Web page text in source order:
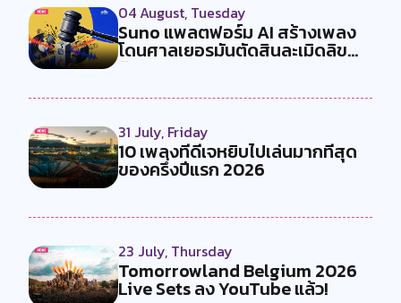
04 August, Tuesday
Suno แพลตฟอร์ม AI สร้างเพลง
โดนศาลเยอรมันตัดสินละเมิดลิข
31 July, Friday
10 เพลงที่ดีเจหยิบไปเล่นมากที่สุด
ของครึ่งปีแรก 2026
23 July, Thursday
Tomorrowland Belgium 2026
Live Sets ลง YouTube แล้ว!